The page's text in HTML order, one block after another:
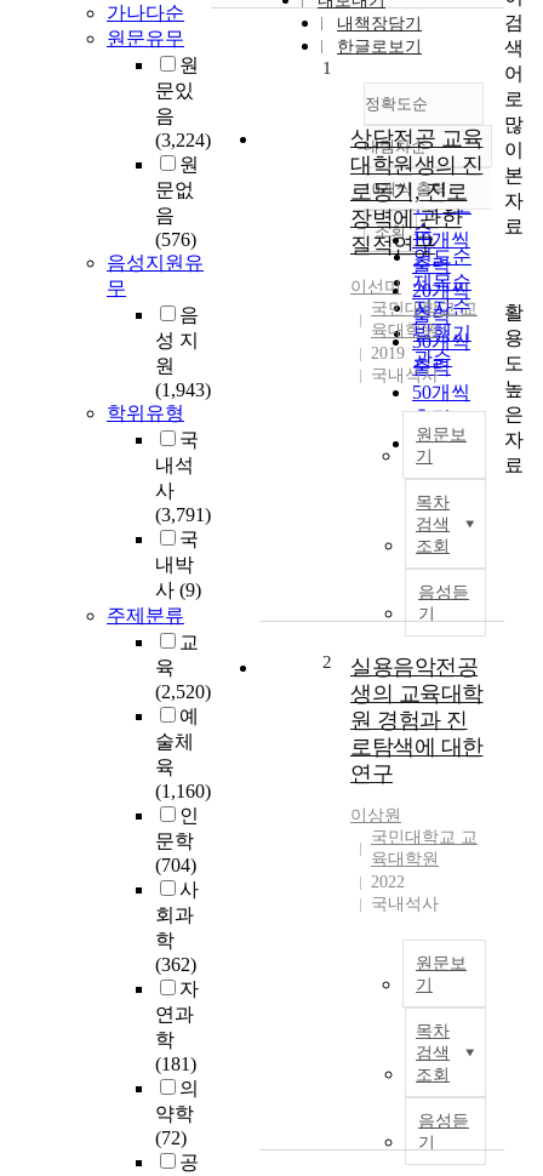
가나다순
원문유무
원
문있
음
(3,224)
원
문없
음
(576)
음성지원유
무
음
성 지
원
(1,943)
학위유형
국
내석
사
(3,791)
국
내박
사 (9)
주제분류
교
육
(2,520)
예
술체
육
(1,160)
인
문학
(704)
사
회과
학
(362)
자
연과
학
(181)
의
약학
(72)
공
내책장담기
한글로보기
정확도순
정확도
순
인기도
순
연도순
제목순
저자순
발행기
관순
내림차순
내림차순
10개씩 출력
10개씩
출력
20개씩
출력
30개씩
출력
50개씩
출력
100개씩
출력
조회
1
상담전공 교육
대학원생의 진
로동기, 진로
장벽에 관한
질적연구
이선미
국민대학교 교
육대학원
2019
국내석사
원문보
기
목차
검색
조회
음성듣
기
2
실용음악전공
생의 교육대학
원 경험과 진
로탐색에 대한
연구
이상원
국민대학교 교
육대학원
2022
국내석사
원문보
기
목차
검색
조회
음성듣
기
검
색
어
로
많
이
본
자
료
활
용
도
높
은
자
료